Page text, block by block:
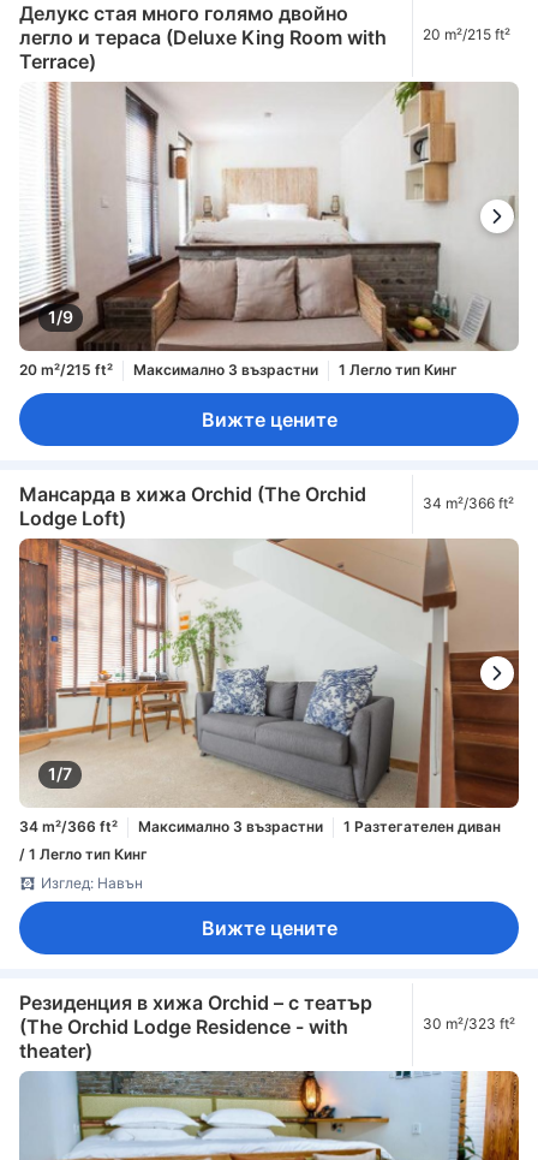
Делукс стая много голямо двойно
легло и тераса (Deluxe King Room with
Terrace)
20 m²/215 ft²
1/9
20 m²/215 ft² Максимално 3 възрастни 1 Легло тип Кинг
Вижте цените
Мансарда в хижа Orchid (The Orchid
Lodge Loft)
34 m²/366 ft²
1/7
34 m²/366 ft² Максимално 3 възрастни
1 Разтегателен диван
/ 1 Легло тип Кинг
Изглед: Навън
Вижте цените
Резиденция в хижа Orchid – с театър
(The Orchid Lodge Residence - with
theater)
30 m²/323 ft²